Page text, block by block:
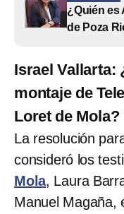
¿Quién es
de Poza
Israel Vallarta:
montaje de
Loret de Mola?
La resolución
consideró los
Mola, Laura
Manuel Magaña,